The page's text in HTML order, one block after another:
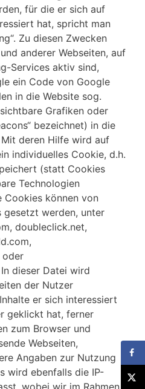
für die er sich auf
hat, spricht man
Zu diesen Zwecken
anderer Webseiten, auf
Services aktiv sind,
ein Code von Google
in die Website sog.
Grafiken oder
bezeichnet) in die
deren Hilfe wird auf
individuelles Cookie, d.h.
(statt Cookies
Technologien
Cookies können von
gesetzt werden, unter
doubleclick.net,
oder
dieser Datei wird
der Nutzer
er sich interessiert
geklickt hat, ferner
zum Browser und
Webseiten,
Angaben zur Nutzung
wird ebenfalls die IP-